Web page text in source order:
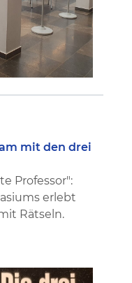
mit den drei
Professor":
erlebt
Rätseln.